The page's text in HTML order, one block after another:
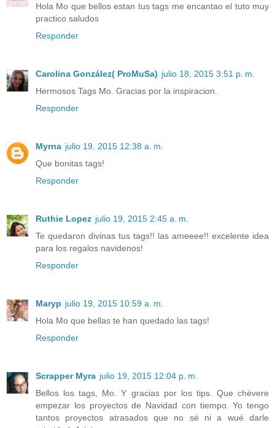
Hola Mo que bellos estan tus tags me encantao el tuto muy
practico saludos
Responder
Carolina González( ProMuSa) julio 18, 2015 3:51 p. m.
Hermosos Tags Mo. Gracias por la inspiracion.
Responder
Myrna julio 19, 2015 12:38 a. m.
Que bonitas tags!
Responder
Ruthie Lopez julio 19, 2015 2:45 a. m.
Te quedaron divinas tus tags!! las ameeee!! excelente idea
para los regalos navidenos!
Responder
Maryp julio 19, 2015 10:59 a. m.
Hola Mo que bellas te han quedado las tags!
Responder
Scrapper Myra julio 19, 2015 12:04 p. m.
Bellos los tags, Mo. Y gracias por los tips. Que chévere
empezar los proyectos de Navidad con tiempo. Yo tengo
tantos proyectos atrasados que no sé ni a wué darle